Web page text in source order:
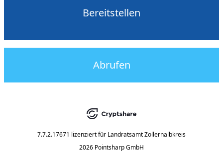
Bereitstellen
Abrufen
7.7.2.17671 lizenziert für Landratsamt Zollernalbkreis
2026 Pointsharp GmbH